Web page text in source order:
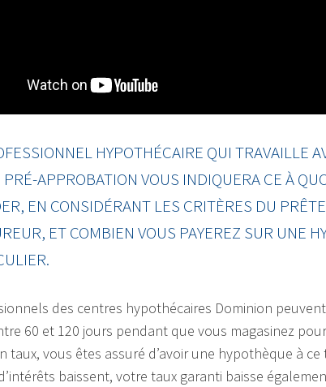
HYPOTHÉCAIRE QUI TRAVAILLE
PRÉ-APPROBATION VOUS INDIQUERA CE À
EN CONSIDÉRANT LES CRITÈRES DU
ET COMBIEN VOUS PAYEREZ SUR UNE
des centres hypothécaires Dominion
60 et 120 jours pendant que vous magasinez
taux, vous êtes assuré d’avoir une hypothèque à
baissent, votre taux garanti baisse